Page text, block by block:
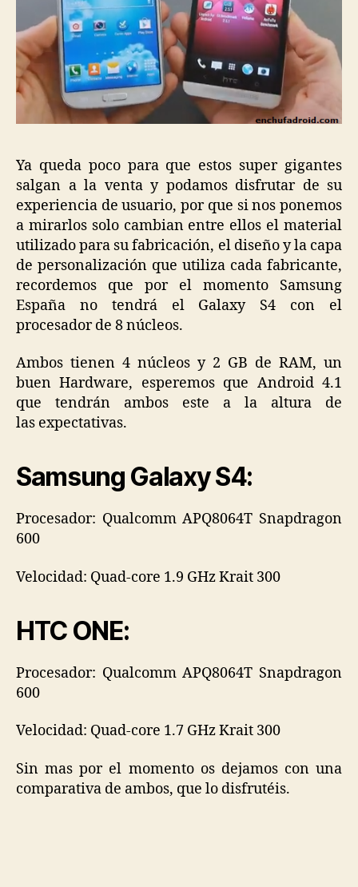
Ya queda poco para que estos super gigantes
salgan a la venta y podamos disfrutar de su
experiencia de usuario, por que si nos ponemos
a mirarlos solo cambian entre ellos el material
utilizado para su fabricación, el diseño y la capa
de personalización que utiliza cada fabricante,
recordemos que por el momento Samsung
España no tendrá el Galaxy S4 con el
procesador de 8 núcleos.
Ambos tienen 4 núcleos y 2 GB de RAM, un
buen Hardware, esperemos que Android 4.1
que tendrán ambos este a la altura de
las expectativas.
Samsung Galaxy S4:
Procesador: Qualcomm APQ8064T Snapdragon
600
Velocidad: Quad-core 1.9 GHz Krait 300
HTC ONE:
Procesador: Qualcomm APQ8064T Snapdragon
600
Velocidad: Quad-core 1.7 GHz Krait 300
Sin mas por el momento os dejamos con una
comparativa de ambos, que lo disfrutéis.